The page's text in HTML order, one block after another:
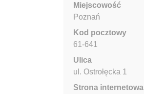
Miejscowość
Poznań
Kod pocztowy
61-641
Ulica
ul. Ostrołęcka 1
Strona internetowa